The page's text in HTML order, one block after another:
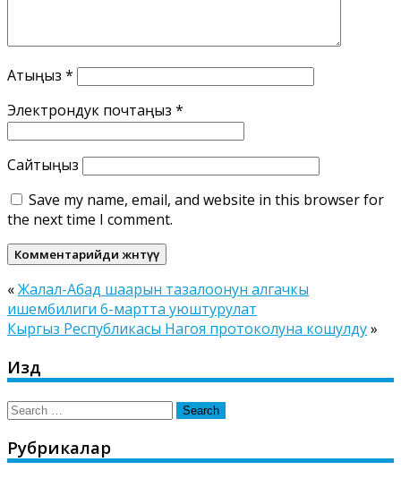
Атыңыз *
Электрондук почтаңыз *
Сайтыңыз
Save my name, email, and website in this browser for
the next time I comment.
«Жалал-Абад шаарын тазалоонун алгачкы
ишембилиги 6-мартта уюштурулат
Кыргыз Республикасы Нагоя протоколуна кошулду»
Издөө
Search
Рубрикалар